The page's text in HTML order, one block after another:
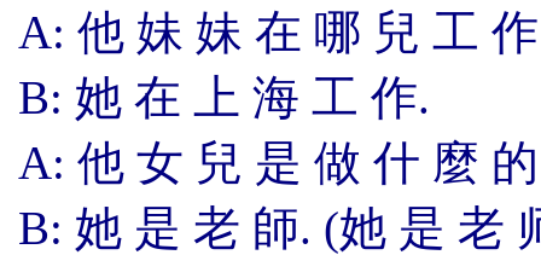
A: 他 妹 妹 在 哪 兒 工
B: 她 在 上 海 工 作.
A: 他 女 兒 是 做 什 麼
B: 她 是 老 師. (她 是 老